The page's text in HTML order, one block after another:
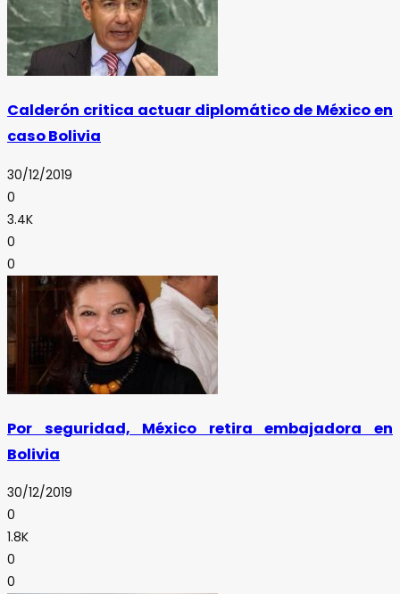
Calderón critica actuar diplomático de México en
caso Bolivia
30/12/2019
0
3.4K
0
0
Por seguridad, México retira embajadora en
Bolivia
30/12/2019
0
1.8K
0
0